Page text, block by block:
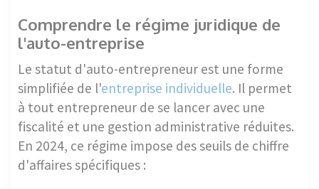
Comprendre le régime juridique de
l'auto-entreprise
Le statut d'auto-entrepreneur est une forme
simplifiée de l'entreprise individuelle. Il permet
à tout entrepreneur de se lancer avec une
fiscalité et une gestion administrative réduites.
En 2024, ce régime impose des seuils de chiffre
d'affaires spécifiques :